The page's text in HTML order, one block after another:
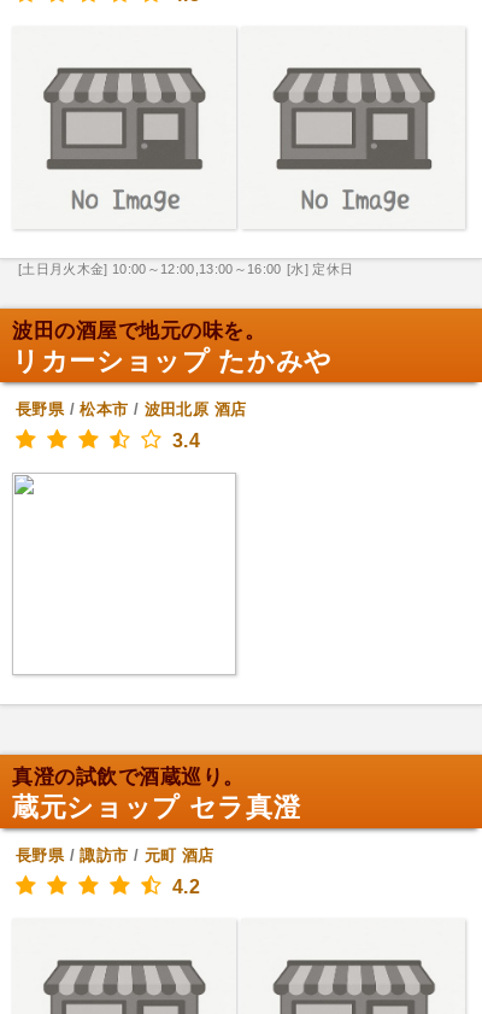
[土日月火木金] 10:00～12:00,13:00～16:00 [水] 定休日
波田の酒屋で地元の味を。
リカーショップ たかみや
長野県/松本市 / 波田北原 酒店
3.4
真澄の試飲で酒蔵巡り。
蔵元ショップ セラ真澄
長野県/諏訪市 / 元町 酒店
4.2